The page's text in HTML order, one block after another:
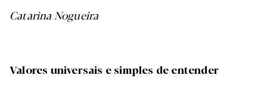
Catarina Nogueira
Valores universais e simples de entender